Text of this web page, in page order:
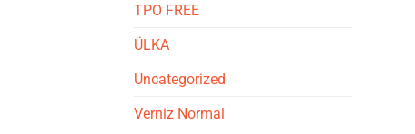
TPO FREE
ÜLKA
Uncategorized
Verniz Normal